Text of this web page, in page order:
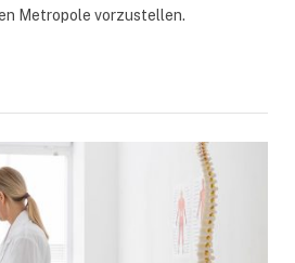
Metropole vorzustellen.